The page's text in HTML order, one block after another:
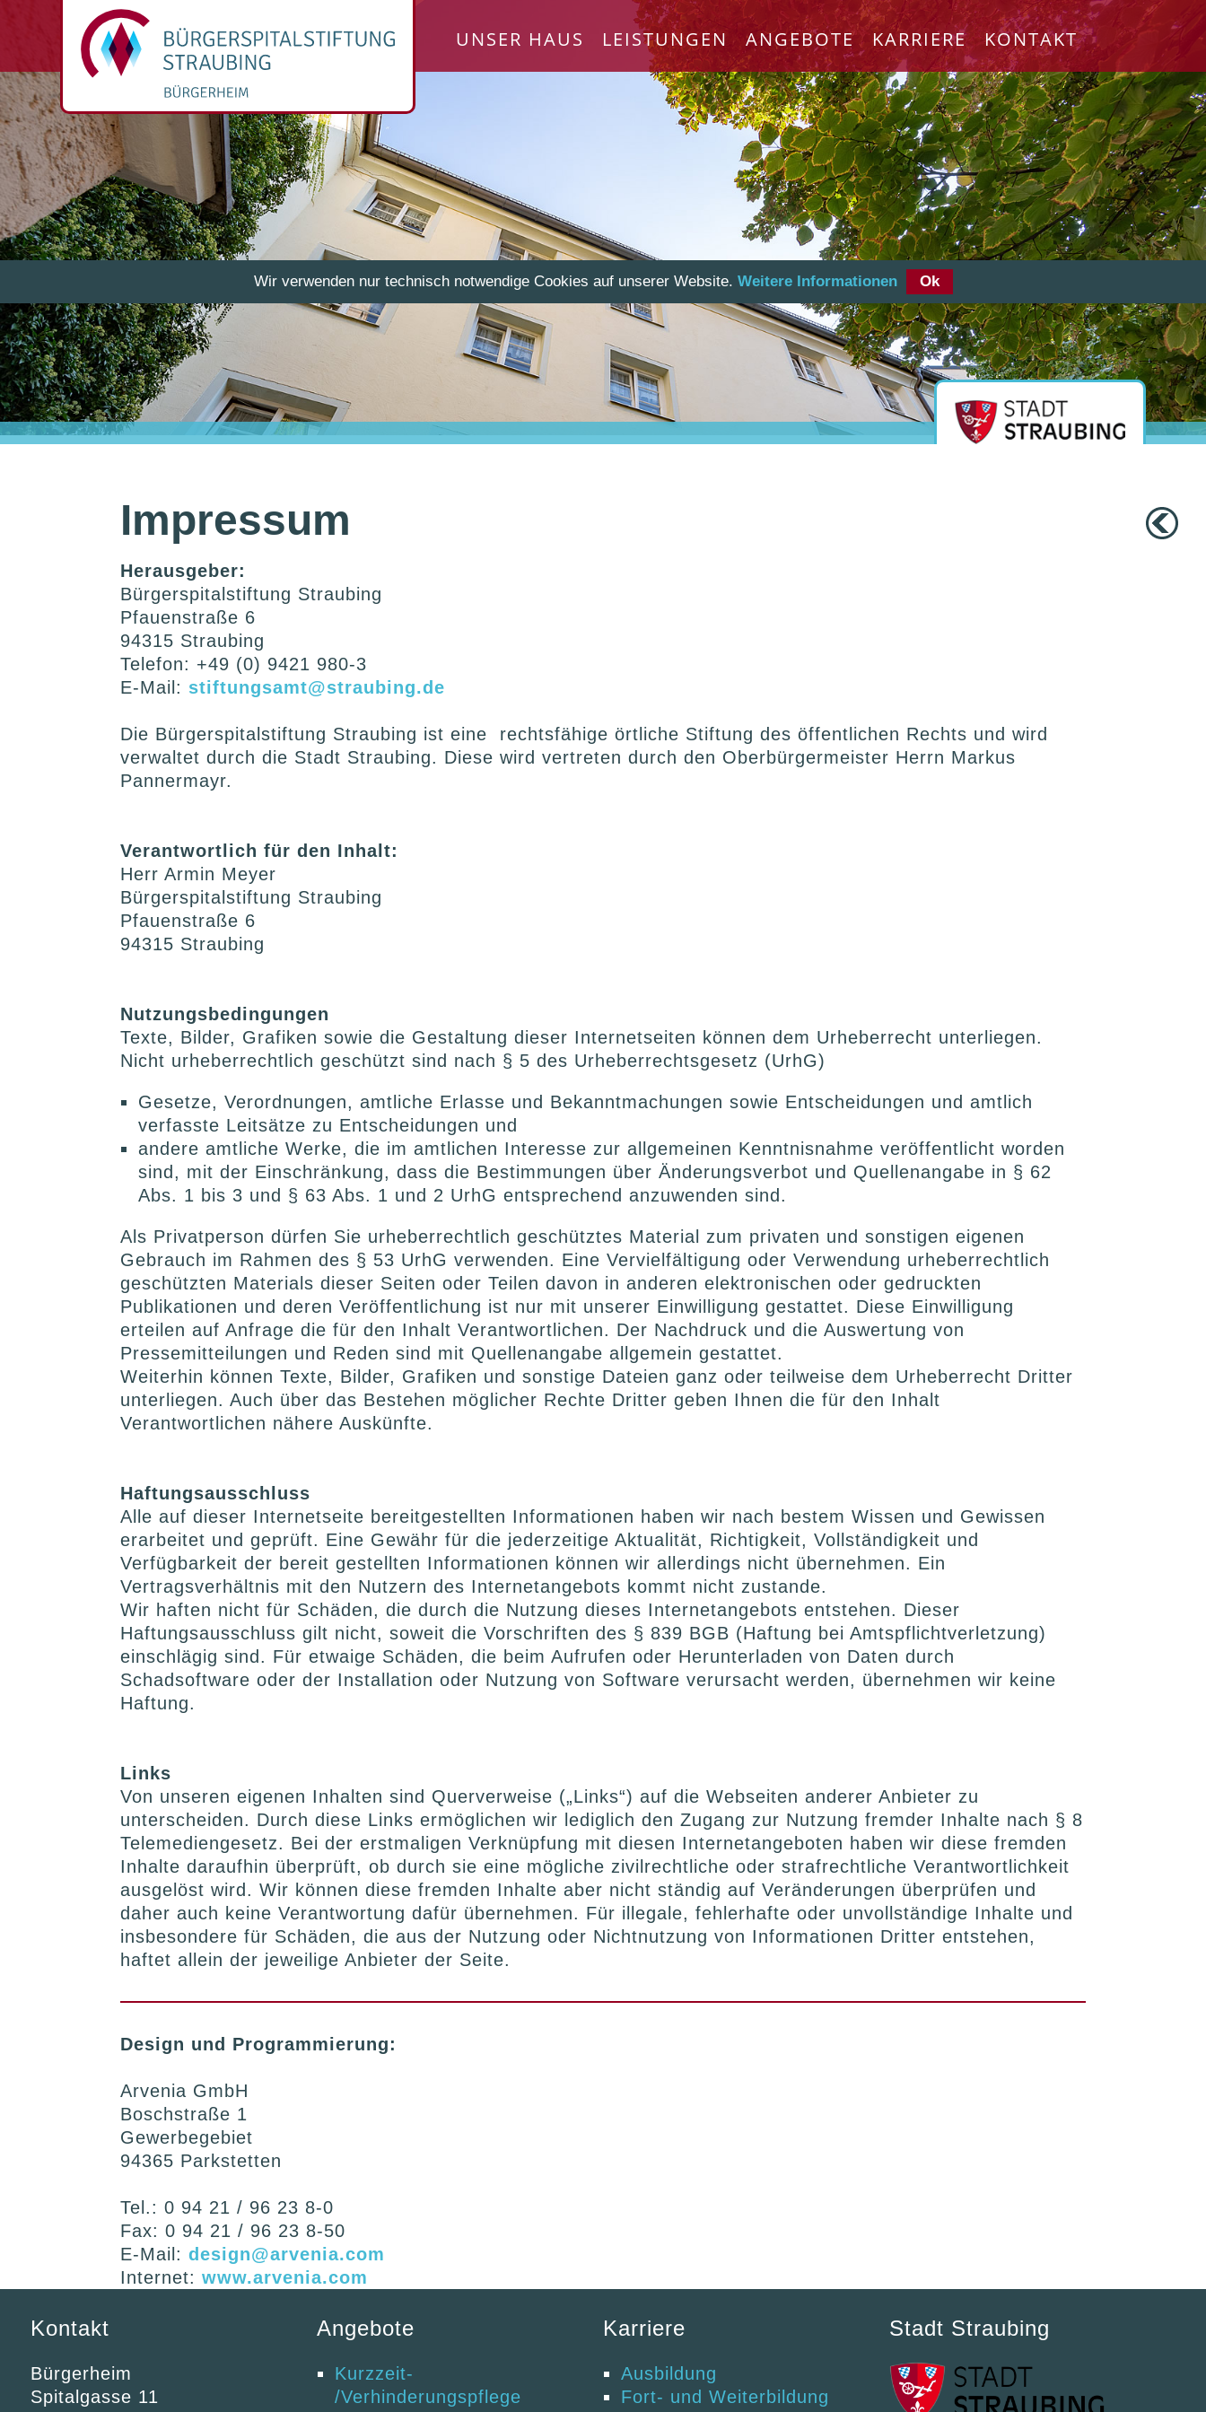
UNSER HAUS LEISTUNGEN ANGEBOTE KARRIERE KONTAKT
Impressum
Herausgeber:
Bürgerspitalstiftung Straubing
Pfauenstraße 6
94315 Straubing
Telefon: +49 (0) 9421 980-3
E-Mail: stiftungsamt@straubing.de
Die Bürgerspitalstiftung Straubing ist eine rechtsfähige örtliche Stiftung des öffentlichen Rechts und wird
verwaltet durch die Stadt Straubing. Diese wird vertreten durch den Oberbürgermeister Herrn Markus
Pannermayr.
Verantwortlich für den Inhalt:
Herr Armin Meyer
Bürgerspitalstiftung Straubing
Pfauenstraße 6
94315 Straubing
Nutzungsbedingungen
Texte, Bilder, Grafiken sowie die Gestaltung dieser Internetseiten können dem Urheberrecht unterliegen.
Nicht urheberrechtlich geschützt sind nach § 5 des Urheberrechtsgesetz (UrhG)
Gesetze, Verordnungen, amtliche Erlasse und Bekanntmachungen sowie Entscheidungen und amtlich
verfasste Leitsätze zu Entscheidungen und
andere amtliche Werke, die im amtlichen Interesse zur allgemeinen Kenntnisnahme veröffentlicht worden
sind, mit der Einschränkung, dass die Bestimmungen über Änderungsverbot und Quellenangabe in § 62
Abs. 1 bis 3 und § 63 Abs. 1 und 2 UrhG entsprechend anzuwenden sind.
Als Privatperson dürfen Sie urheberrechtlich geschütztes Material zum privaten und sonstigen eigenen
Gebrauch im Rahmen des § 53 UrhG verwenden. Eine Vervielfältigung oder Verwendung urheberrechtlich
geschützten Materials dieser Seiten oder Teilen davon in anderen elektronischen oder gedruckten
Publikationen und deren Veröffentlichung ist nur mit unserer Einwilligung gestattet. Diese Einwilligung
erteilen auf Anfrage die für den Inhalt Verantwortlichen. Der Nachdruck und die Auswertung von
Pressemitteilungen und Reden sind mit Quellenangabe allgemein gestattet.
Weiterhin können Texte, Bilder, Grafiken und sonstige Dateien ganz oder teilweise dem Urheberrecht Dritter
unterliegen. Auch über das Bestehen möglicher Rechte Dritter geben Ihnen die für den Inhalt
Verantwortlichen nähere Auskünfte.
Haftungsausschluss
Alle auf dieser Internetseite bereitgestellten Informationen haben wir nach bestem Wissen und Gewissen
erarbeitet und geprüft. Eine Gewähr für die jederzeitige Aktualität, Richtigkeit, Vollständigkeit und
Verfügbarkeit der bereit gestellten Informationen können wir allerdings nicht übernehmen. Ein
Vertragsverhältnis mit den Nutzern des Internetangebots kommt nicht zustande.
Wir haften nicht für Schäden, die durch die Nutzung dieses Internetangebots entstehen. Dieser
Haftungsausschluss gilt nicht, soweit die Vorschriften des § 839 BGB (Haftung bei Amtspflichtverletzung)
einschlägig sind. Für etwaige Schäden, die beim Aufrufen oder Herunterladen von Daten durch
Schadsoftware oder der Installation oder Nutzung von Software verursacht werden, übernehmen wir keine
Haftung.
Links
Von unseren eigenen Inhalten sind Querverweise („Links“) auf die Webseiten anderer Anbieter zu
unterscheiden. Durch diese Links ermöglichen wir lediglich den Zugang zur Nutzung fremder Inhalte nach § 8
Telemediengesetz. Bei der erstmaligen Verknüpfung mit diesen Internetangeboten haben wir diese fremden
Inhalte daraufhin überprüft, ob durch sie eine mögliche zivilrechtliche oder strafrechtliche Verantwortlichkeit
ausgelöst wird. Wir können diese fremden Inhalte aber nicht ständig auf Veränderungen überprüfen und
daher auch keine Verantwortung dafür übernehmen. Für illegale, fehlerhafte oder unvollständige Inhalte und
insbesondere für Schäden, die aus der Nutzung oder Nichtnutzung von Informationen Dritter entstehen,
haftet allein der jeweilige Anbieter der Seite.
Design und Programmierung:
Arvenia GmbH
Boschstraße 1
Gewerbegebiet
94365 Parkstetten
Tel.: 0 94 21 / 96 23 8-0
Fax: 0 94 21 / 96 23 8-50
E-Mail:design@arvenia.com
Internet:www.arvenia.com
Kontakt
Bürgerheim
Spitalgasse 11
Angebote
Kurzzeit-
/Verhinderungspflege
Karriere
Ausbildung
Fort- und Weiterbildung
Stadt Straubing
Wir verwenden nur technisch notwendige Cookies auf unserer Website. Weitere Informationen Ok